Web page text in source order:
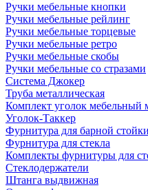
Ручки мебельные кнопки
Ручки мебельные рейлинг
Ручки мебельные торцевые
Ручки мебельные ретро
Ручки мебельные скобы
Ручки мебельные со стразами
Система Джокер
Труба металлическая
Комплект уголок мебельный
Уголок-Таккер
Фурнитура для барной
Фурнитура для стекла
Комплекты фурнитуры для
Стеклодержатели
Штанга выдвижная